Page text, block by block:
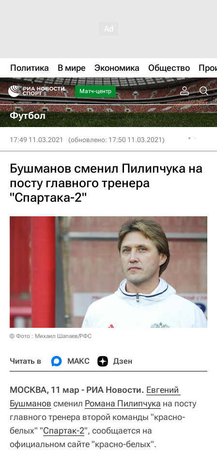
Политика В мире Экономика Общество
Матч-центр
Футбол
17:49 11.03.2021 (обновлено: 17:50 11.03.2021)
Бушманов сменил Пилипчука на
посту главного тренера
"Спартака-2"
© Фото : Михаил Шапаев/РФС
Читать в МАКС Дзен
МОСКВА, 11 мар - РИА Новости. Евгений
Бушманов сменил Романа Пилипчука на посту
главного тренера второй команды "красно-
белых" "Спартак-2", сообщается на
официальном сайте "красно-белых".